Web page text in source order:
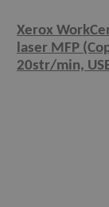
Xerox
laser MFP
20str/min,